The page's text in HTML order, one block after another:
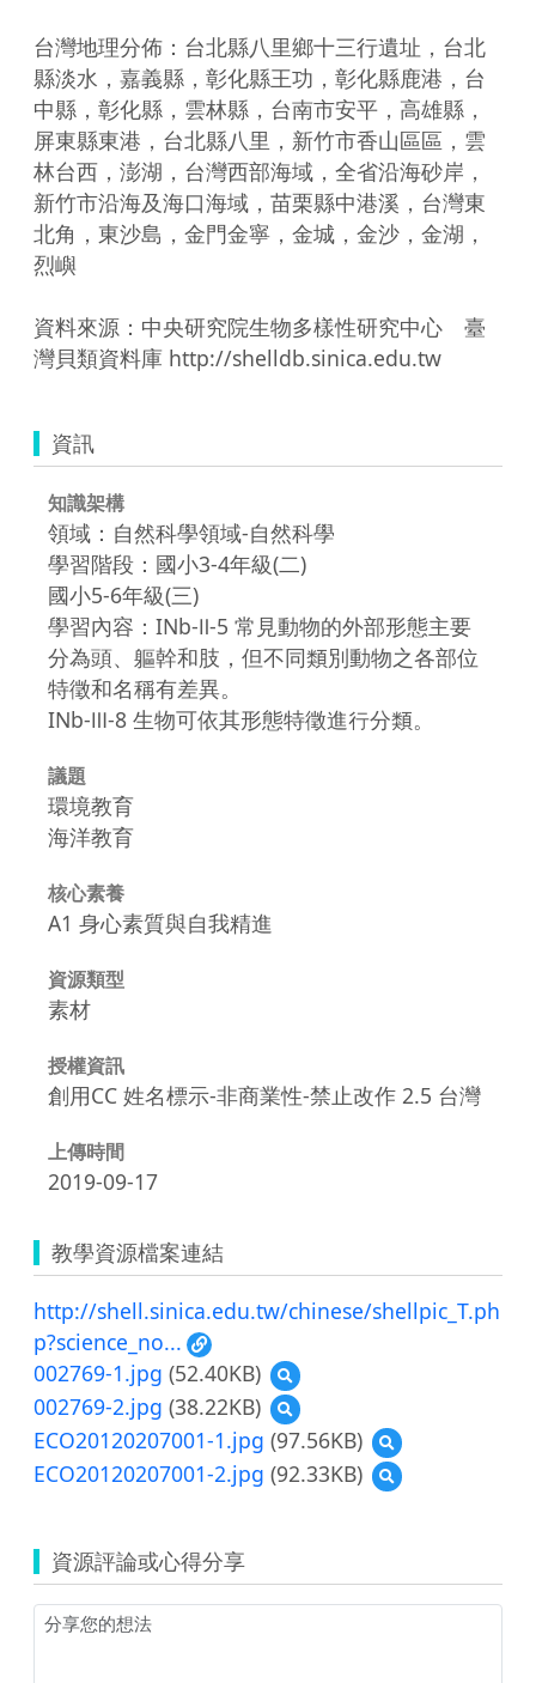
台灣地理分佈：台北縣八里鄉十三行遺址，台北
縣淡水，嘉義縣，彰化縣王功，彰化縣鹿港，台
中縣，彰化縣，雲林縣，台南市安平，高雄縣，
屏東縣東港，台北縣八里，新竹市香山區區，雲
林台西，澎湖，台灣西部海域，全省沿海砂岸，
新竹市沿海及海口海域，苗栗縣中港溪，台灣東
北角，東沙島，金門金寧，金城，金沙，金湖，
烈嶼
資料來源：中央研究院生物多樣性研究中心　臺
灣貝類資料庫 http://shelldb.sinica.edu.tw
資訊
知識架構
領域：自然科學領域-自然科學
學習階段：國小3-4年級(二)
國小5-6年級(三)
學習內容：INb-Ⅱ-5 常見動物的外部形態主要
分為頭、軀幹和肢，但不同類別動物之各部位
特徵和名稱有差異。
INb-Ⅲ-8 生物可依其形態特徵進行分類。
議題
環境教育
海洋教育
核心素養
A1 身心素質與自我精進
資源類型
素材
授權資訊
創用CC 姓名標示-非商業性-禁止改作 2.5 台灣
上傳時間
2019-09-17
教學資源檔案連結
http://shell.sinica.edu.tw/chinese/shellpic_T.ph
p?science_no...
002769-1.jpg (52.40KB)
預
覽
002769-
1.jpg
002769-2.jpg (38.22KB)
預
覽
002769-
2.jpg
ECO20120207001-1.jpg (97.56KB)
預
覽
ECO20120207001-
ECO20120207001-2.jpg (92.33KB)
預
覽
資源評論或心得分享